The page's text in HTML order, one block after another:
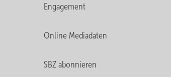
Engagement
Online Mediadaten
SBZ abonnieren